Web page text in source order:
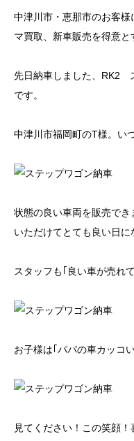
中津川市・恵那市のお客
マ買取、新車販売を得意と
先日納車しました、RK2
です。
中津川市福岡町のT様。い
状態の良い車両を販売で
いただけてとても良い日に
スタッフも｢良い車が売れ
お子様は｢パパの車カッコ
見てください！この笑顔